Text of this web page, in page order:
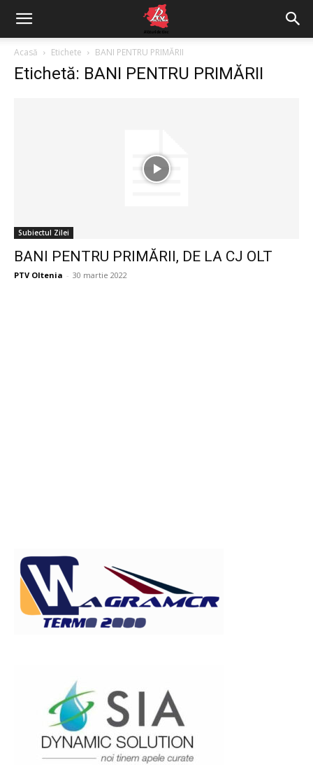
Acasă Etichete BANI PENTRU PRIMĂRII
Etichetă: BANI PENTRU PRIMĂRII
Subiectul Zilei
BANI PENTRU PRIMĂRII, DE LA CJ OLT
PTV Oltenia - 30 martie 2022